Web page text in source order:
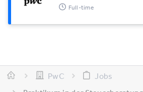
Full-time
PwC
Jobs